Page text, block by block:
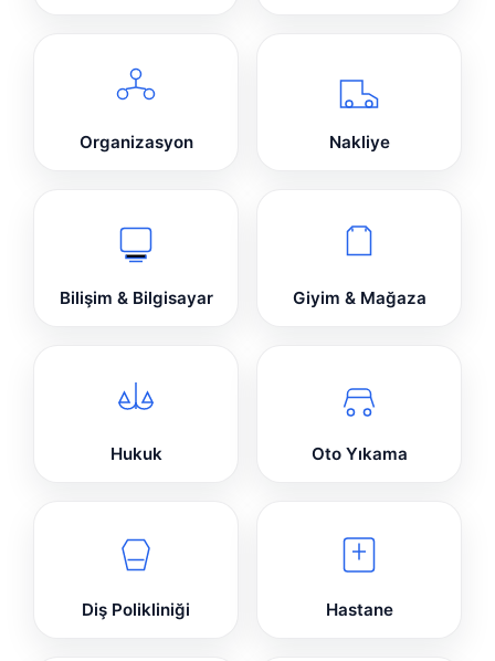
Organizasyon Nakliye
Bilişim & Bilgisayar Giyim & Mağaza
Hukuk Oto Yıkama
Diş Polikliniği Hastane